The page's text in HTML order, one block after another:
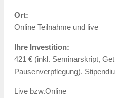
Ort:
Online Teilnahme und live
Ihre Investition:
421 € (inkl. Seminarskript,
Pausenverpflegung).
Live bzw.Online